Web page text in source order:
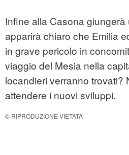
Infine alla Casona
apparirà chiaro che Emilia
in grave pericolo in
viaggio del Mesia nella
locandieri verranno trovati?
attendere i nuovi sviluppi.
© RIPRODUZIONE VIETATA